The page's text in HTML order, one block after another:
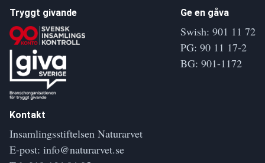
Tryggt givande Ge en gåva
Swish: 901 11 72
PG: 90 11 17-2
BG: 901-1172
Kontakt
Insamlingsstiftelsen Naturarvet
E-post: info@naturarvet.se